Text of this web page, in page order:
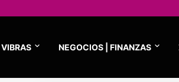
VIBRAS NEGOCIOS | FINANZAS